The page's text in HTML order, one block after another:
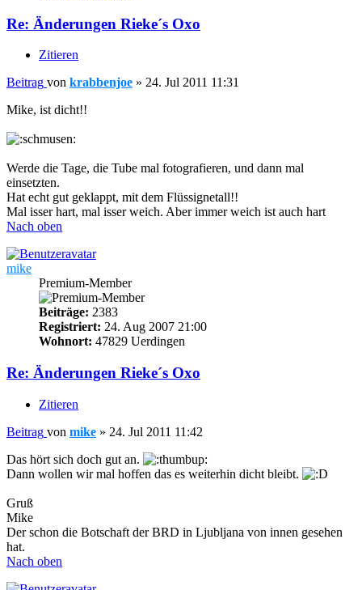
Re: Änderungen Rieke´s Oxo
Zitieren
Beitrag von krabbenjoe » 24. Jul 2011 11:31
Mike, ist dicht!!
Werde die Tage, die Tube mal fotografieren, und dann mal
einsetzten.
Hat echt gut geklappt, mit dem Flüssignetall!!
Mal isser hart, mal isser weich. Aber immer weich ist auch hart
Nach oben
mike
Premium-Member
Beiträge: 2383
Registriert: 24. Aug 2007 21:00
Wohnort: 47829 Uerdingen
Re: Änderungen Rieke´s Oxo
Zitieren
Beitrag von mike » 24. Jul 2011 11:42
Das hört sich doch gut an.
Dann wollen wir mal hoffen das es weiterhin dicht bleibt.
Gruß
Mike
Der schon die Botschaft der BRD in Ljubljana von innen gesehen
hat.
Nach oben